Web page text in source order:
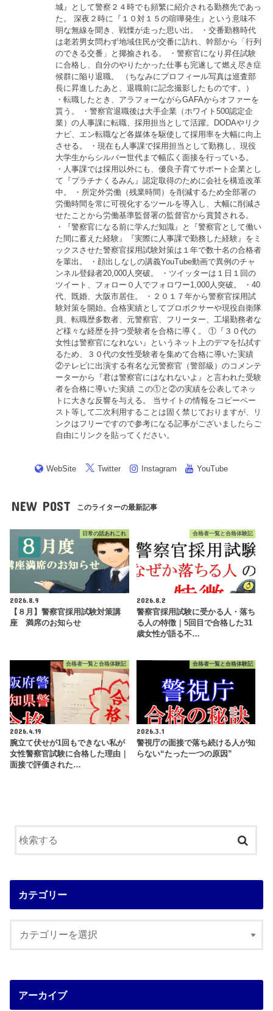
城』として警察２４時でも頻繁に紹介される勤務先であっ
た。 深夜２時に『１０対１５の喧嘩発生』という意味不
明な無線を聞き、戦慄が走った思い出。 ・交番勤務時代
は老若男女問わず地域住民が交番に訪れ、幹部から「行列
のできる交番」と揶揄される。 ・警察官になり昇任試験
に合格し、自分のやりたかった仕事も完遂して燃え尽き症
候群に陥り退職。 （ちなみにプロフィール写真は巡査部
長に昇進したあと、退職前に記念撮影したものです。）
・転職したとき、アラフォーながらGAFAからオファーを
貰う。 ・警察官退職後は大手企業（ホワイト500認定企
業）の人事課に転職、採用担当として活躍。DODAやリク
ナビ、エン転職など各媒体を駆使して採用率を大幅に向上
させる。 ・現在も人事課で採用担当として勤務し、現役
大学生からシルバー世代まで幅広く面接を行っている。
・人事課では採用以外にも、優良子育てサポート企業とし
て『プラチナくるみん』認定取得のために会社を構造改革
中。 ・所定外労働（残業時間）を削減するため全部署の
労働時間を常に可視化するツールを導入し、大幅に削減さ
せたことから労働基準監督署の監督官から賞賛される。
・『警察官になる前に学んだ知識』と『警察官として働い
た間に蓄えた経験』『実際に人事課で勤務した経験』をミ
ックスさせた警察官採用試験対策は１年で数十名の合格者
を輩出。 ・顔出しなしの講義YouTube動画で異例のチャ
ンネル登録者20,000人突破。 ・ツイッターは１日１回の
ツイート、フォロー０人でフォロワー1,000人突破。 ・40
代、既婚、大阪市居住。 ・２０１７年から警察官採用試
験対策を開始。合格実績としてプロボクサーや現役自衛隊
員、転職歴多数者、元警察官、フリーター、工場勤務者な
ど様々な経歴を持つ受験者を合格に導く。 ①『３０代の
女性は警察官になれない』というネット上のデマを払拭す
るため、３０代の女性受験者を集めて合格に導いた実績
②テレビに出演する有名な元警察官（警部級）のコメンテ
ーターから『君は警察官にはなれないよ』と言われた受験
者を合格に導いた実績 この①と②の実績を公表してネッ
トに大きな反響を与える。 当サイトの情報をコピーペー
スト等して二次利用することは固く禁じておりますが、リ
ンクはフリーですので参考になる記事がございましたらご
自由にリンクを貼ってください。
WebSite Twitter Instagram YouTube
NEW POST このライターの最新記事
日常の話あれこれ
2026.8.9
【８月】警察官採用試験対策講
座 満席のお知らせ
合格者一覧と合格体験記
2026.8.2
警察官採用試験に受かる人・落ち
る人の特徴｜5回目で合格した31
歳女性が語る不…
合格者一覧と合格体験記
2026.4.19
腕立て伏せが1回もできない私が
女性警察官試験に合格した理由｜
面接で評価された…
合格者一覧と合格体験記
2026.3.1
警視庁の面接で落ち続ける人が知
らない“たった一つの原因”
カテゴリー
アーカイブ